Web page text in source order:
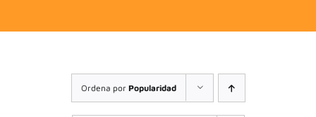
TE AYUDAMOS
FORMACIÓN
Ordena por Popularidad